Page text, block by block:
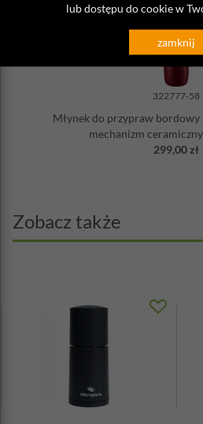
lub dostępu do cookie w
zamknij
322777-58
Młynek do przypraw bordowy
mechanizm
299,00 zł
Zobacz także